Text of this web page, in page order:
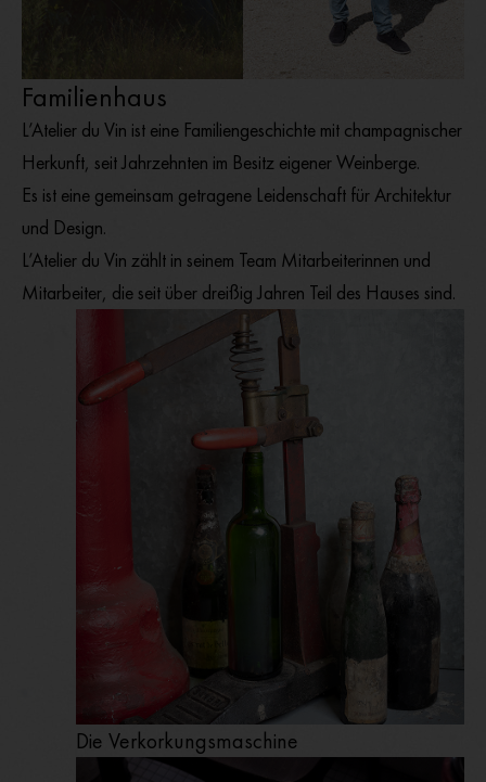
Familienhaus
L’Atelier du Vin ist eine Familiengeschichte mit champagnischer
Herkunft, seit Jahrzehnten im Besitz eigener Weinberge.
Es ist eine gemeinsam getragene Leidenschaft für Architektur
und Design.
L’Atelier du Vin zählt in seinem Team Mitarbeiterinnen und
Mitarbeiter, die seit über dreißig Jahren Teil des Hauses sind.
Die Verkorkungsmaschine